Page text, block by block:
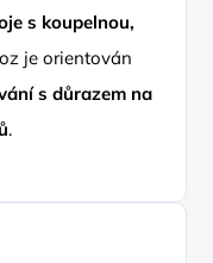
s koupelnou,
je orientován
s důrazem na
.